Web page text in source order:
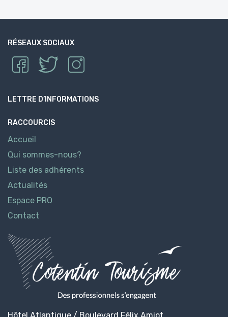
RÉSEAUX SOCIAUX
LETTRE D’INFORMATIONS
RACCOURCIS
Accueil
Qui sommes-nous?
Liste des adhérents
Actualités
Espace PRO
Contact
Hôtel Atlantique / Boulevard Félix Amiot